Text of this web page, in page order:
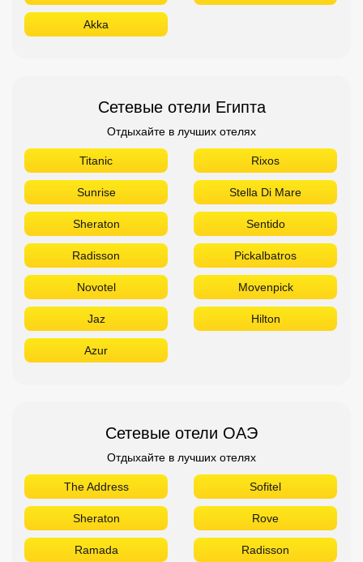
Akka
Сетевые отели Египта
Отдыхайте в лучших отелях
Titanic Rixos
Sunrise Stella Di Mare
Sheraton Sentido
Radisson Pickalbatros
Novotel Movenpick
Jaz Hilton
Azur
Сетевые отели ОАЭ
Отдыхайте в лучших отелях
The Address Sofitel
Sheraton Rove
Ramada Radisson